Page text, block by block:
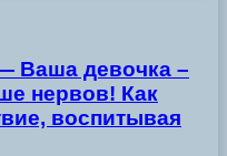
Ваша девочка –
нервов! Как
воспитывая